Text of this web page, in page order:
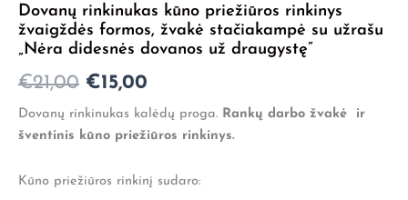
Dovanų rinkinukas kūno priežiūros rinkinys
žvaigždės formos, žvakė stačiakampė su užrašu
„Nėra didesnės dovanos už draugystę”
€21,00
€21,00.
€15,00
€15,00.
Dovanų rinkinukas kalėdų proga. Rankų darbo žvakė ir
šventinis kūno priežiūros rinkinys.
Kūno priežiūros rinkinį sudaro:
priežiūros
rinkinys
žvaigždės
žvakė
su
užrašu
didesnės
dovanos